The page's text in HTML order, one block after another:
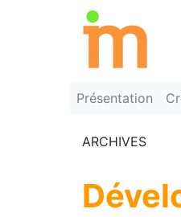
Présentation
ARCHIVES